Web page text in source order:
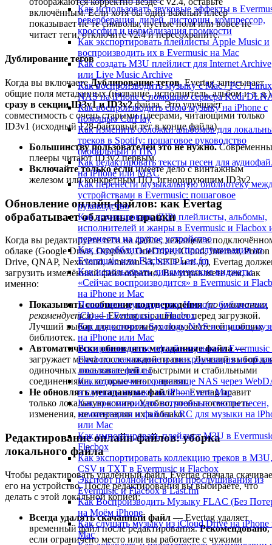
Как использовать звуковые эффекты в
реверберация, дилей, дисторшн, компрессор,
кроссфид и нормализация громкости
Как экспортировать плейлисты Apple Music и
воспроизводить их в Evermusic на Mac
Как создать M3U плейлист для Internet Archive
или Live Music Archive
Как воспроизводить музыку с Mac / PC /
NAS на iPhone с помощью сервера Kodi
Как воспроизводить свою музыку на iPhone с
помощью CarPlay
Как изменить обложки альбомов для
треков в Spotify: пошаговое руководство
(мобильный и ПК)
Как редактировать тексты песен для
на iPhone или MAC
Как перенести музыкальную библиотеку
устройствами в Evermusic: пошаговое
руководство
Как архивировать (ZIP) плейлисты, альбомы,
исполнителей и жанры в Evermusic и Flacbox
перенести на другое устройство
Как скробблить историю прослушивания из
Evermusic или Flacbox в Last.fm
Как использовать динамические виджеты
«Сейчас воспроизводится» в Evermusic и
на iPhone и Mac
Пошаговое руководство: Импорт библиотеки
iCloud в Evermusic и Flacbox
Как подключить Synology NAS и слушать
на iPhone или Mac
Воспроизведение офлайн-музыки в Evermusic
Flacbox: скачивание и синхронизация из
локальные файлы
Как подключить хранилище NAS через
и слушать музыку на iPhone или Mac
Как просматривать встроенные тексты песен,
комментарии и файлы LRC для музыки на
или Mac
Как импортировать плейлист M3U в
Flacbox
Как экспортировать коллекцию треков в M3U,
CSV и TXT в Evermusic и Flacbox
Экспорт полной истории прослушивания из
Evermusic и Flacbox в Last.fm
Как Воспроизводить Музыку FLAC (Без
на Моём iPhone
Как слушать музыку из iCloud Drive на iPhone
Mac
включённым. Если хотя бы один важный плеер
показывает не те символы, пустые поля или вовсе не
читает теги, отключите v2.4 и пересохраните.
Дублирование тегов
Когда вы включаетеДублирование тегов, Evertag записывает
общие поля метаданных (название, исполнитель, альбом и т. д.)
сразу в секции ID3v1 и ID3v2файла. Это улучшает
совместимость с очень старыми плеерами, читающими только
ID3v1 (исходный 128-байтовый тег в конце файла).
Большинству пользователей это не нужно.
плееры читают ID3v2 первым.
Включайте только еслиимеете дело с винтажным
железом или конкретным ПО, игнорирующим ID3v2.
Обновление онлайн-файлов: как Evertag
обрабатывает облачные правки
Когда вы редактируете теги на файле, лежащем в
облаке (Google Drive, Dropbox, OneDrive, iCloud, Internxt, Proton
Drive, QNAP, Nextcloud, Amazon S3, SFTP и т. д.), Evertag
загрузить изменённый файл обратно. Вы управляете тем, как
именно:
Показывать сообщение подтверждения (по умолчанию,
рекомендуется)— Evertag спрашивает перед загрузкой.
Лучший выбор для осторожных пользователей и общих
библиотек.
Автоматически обновлять метаданные файла—
загружает молча после каждой правки. Лучший выбор
одиночных пользователей с быстрыми и стабильными
соединениями, которые много правят.
Не обновлять метаданные файла— Evertag правит
только локальную копию. Удобно, чтобы посмотреть
изменения, не отправляя их в облако.
Редактирование онлайн-файлов: уборка
локального файла
Чтобы редактировать удалённый файл, Evertag сначала
его на устройство. После редактирования вы выбираете, что
делать с этой локальной копией:
Всегда удалять скачанный файл — Evertag удаляет
временный файл после редактирования.Рекомендовано,
если ограничено место или вы работаете с чужими